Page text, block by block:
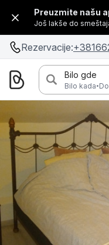
Preuzmite našu
Još lakše do
Rezervacije:
Bilo gde
Bilo kada·